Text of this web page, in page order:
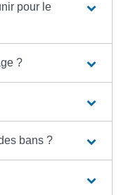
pour le
?
bans ?